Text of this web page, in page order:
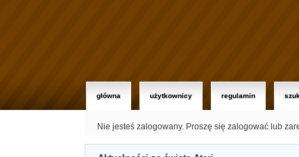
główna użytkownicy regulamin
Nie jesteś zalogowany. Proszę się zalogować lub